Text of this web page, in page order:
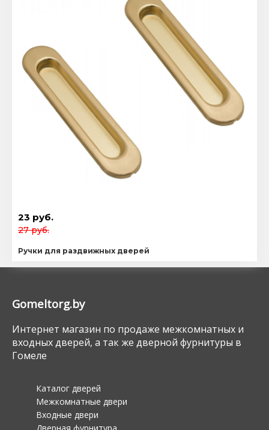
23 руб.
27 руб.
Ручки для раздвижных дверей
Gomeltorg.by
Интернет магазин по продаже межкомнатных и
входных дверей, а так же дверной фурнитуры в
Гомеле
Каталог дверей
Межкомнатные двери
Входные двери